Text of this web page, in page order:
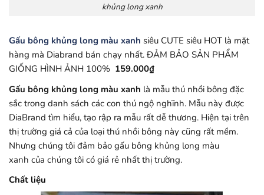
khủng long xanh
Gấu bông khủng long màu xanh siêu CUTE siêu HOT là mặt
hàng mà Diabrand bán chạy nhất. ĐẢM BẢO SẢN PHẨM
GIỐNG HÌNH ẢNH 100% 159.000₫
Gấu bông khủng long màu xanh là mẫu thú nhồi bông đặc
sắc trong danh sách các con thú ngộ nghĩnh. Mẫu này được
DiaBrand tìm hiểu, tạo rập ra mẫu rất dễ thương. Hiện tại trên
thị trường giá cả của loại thú nhồi bông này cũng rất mềm.
Nhưng chúng tôi đảm bảo gấu bông khủng long màu
xanh của chúng tôi có giá rẻ nhất thị trường.
Chất liệu